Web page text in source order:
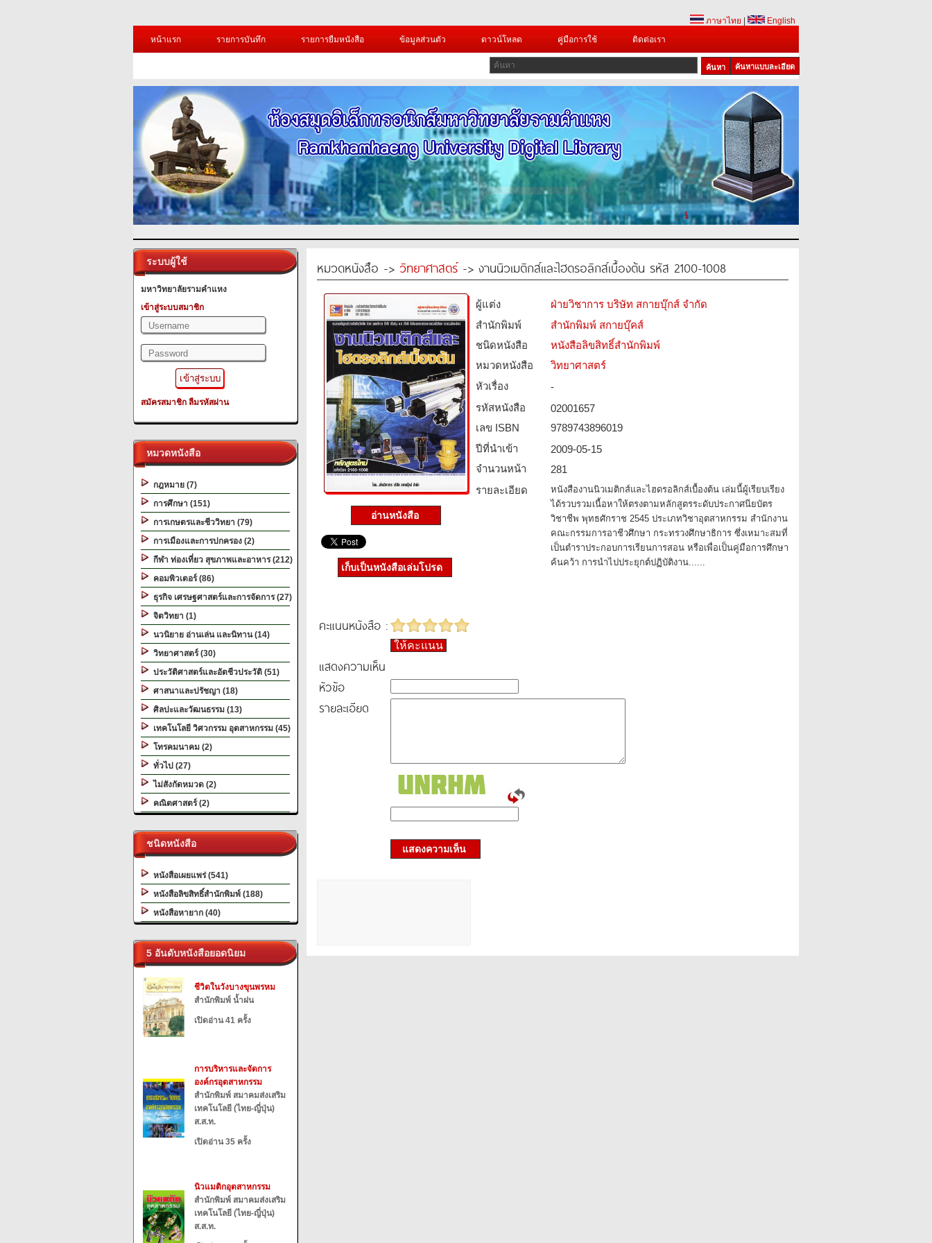
ภาษาไทย
English
หน้าแรก
รายการบันทึก รายการยืมหนังสือ ข้อมูลส่วนตัว ดาวน์โหลด คู่มือการใช้ ติดต่อเรา
ค้นหาแบบละเอียด
1
ระบบผู้ใช้
มหาวิทยาลัยรามคำแหง
เข้าสู่ระบบสมาชิก
สมัครสมาชิก ลืมรหัสผ่าน
หมวดหนังสือ
กฎหมาย (7)
การศึกษา (151)
การเกษตรและชีววิทยา (79)
การเมืองและการปกครอง (2)
กีฬา ท่องเที่ยว สุขภาพและอาหาร (212)
คอมพิวเตอร์ (86)
ธุรกิจ เศรษฐศาสตร์และการจัดการ (27)
จิตวิทยา (1)
นวนิยาย อ่านเล่น และนิทาน (14)
วิทยาศาสตร์ (30)
ประวัติศาสตร์และอัตชีวประวัติ (51)
ศาสนาและปรัชญา (18)
ศิลปะและวัฒนธรรม (13)
เทคโนโลยี วิศวกรรม อุตสาหกรรม (45)
โทรคมนาคม (2)
ทั่วไป (27)
ไม่สังกัดหมวด (2)
คณิตศาสตร์ (2)
ชนิดหนังสือ
หนังสือเผยแพร่ (541)
หนังสือลิขสิทธิ์สำนักพิมพ์ (188)
หนังสือหายาก (40)
5 อันดับหนังสือยอดนิยม
ชีวิตในวังบางขุนพรหม
สำนักพิมพ์ น้ำฝน
เปิดอ่าน 41 ครั้ง
การบริหารและจัดการ
องค์กรอุตสาหกรรม
สำนักพิมพ์ สมาคมส่งเสริม
เทคโนโลยี (ไทย-ญี่ปุ่น)
ส.ส.ท.
เปิดอ่าน 35 ครั้ง
นิวแมติกอุตสาหกรรม
สำนักพิมพ์ สมาคมส่งเสริม
เทคโนโลยี (ไทย-ญี่ปุ่น)
ส.ส.ท.
หมวดหนังสือ -> วิทยาศาสตร์-> งานนิวเมติกส์และไฮดรอลิกส์เบื้องต้น รหัส 2100-1008
อ่านหนังสือ
ผู้แต่ง
ฝ่ายวิชาการ บริษัท สกายบุ๊กส์ จำกัด
สำนักพิมพ์
สำนักพิมพ์ สกายบุ๊คส์
ชนิดหนังสือ­
หนังสือลิขสิทธิ์สำนักพิมพ์
หมวดหนังสือ­
วิทยาศาสตร์
หัวเรื่อง
-
รหัสหนังสือ­
02001657
เลข ISBN
9789743896019
ปีที่นำเข้า
2009-05-15
จำนวนหน้า
281
รายละเอียด
หนังสืองานนิวเมติกส์และไฮดรอลิกส์เบื้องต้น เล่มนี้ผู้เรียบเรียง
ได้รวบรวมเนื้อหาให้ตรงตามหลักสูตรระดับประกาศนียบัตร
วิชาชีพ พุทธศักราช 2545 ประเภทวิชาอุตสาหกรรม สำนักงาน
คณะกรรมการอาชีวศึกษา กระทรวงศึกษาธิการ ซึ่งเหมาะสมที่
เป็นตำราประกอบการเรียนการสอน หรือเพื่อเป็นคู่มือการศึกษา
ค้นคว้า การนำไปประยุกต์ปฏิบัติงาน......
เก็บเป็นหนังสือเล่มโปรด
คะแนนหนังสือ :
ให้คะแนน
แสดงความเห็น
หัวข้อ
รายละเอียด
แสดงความเห็น